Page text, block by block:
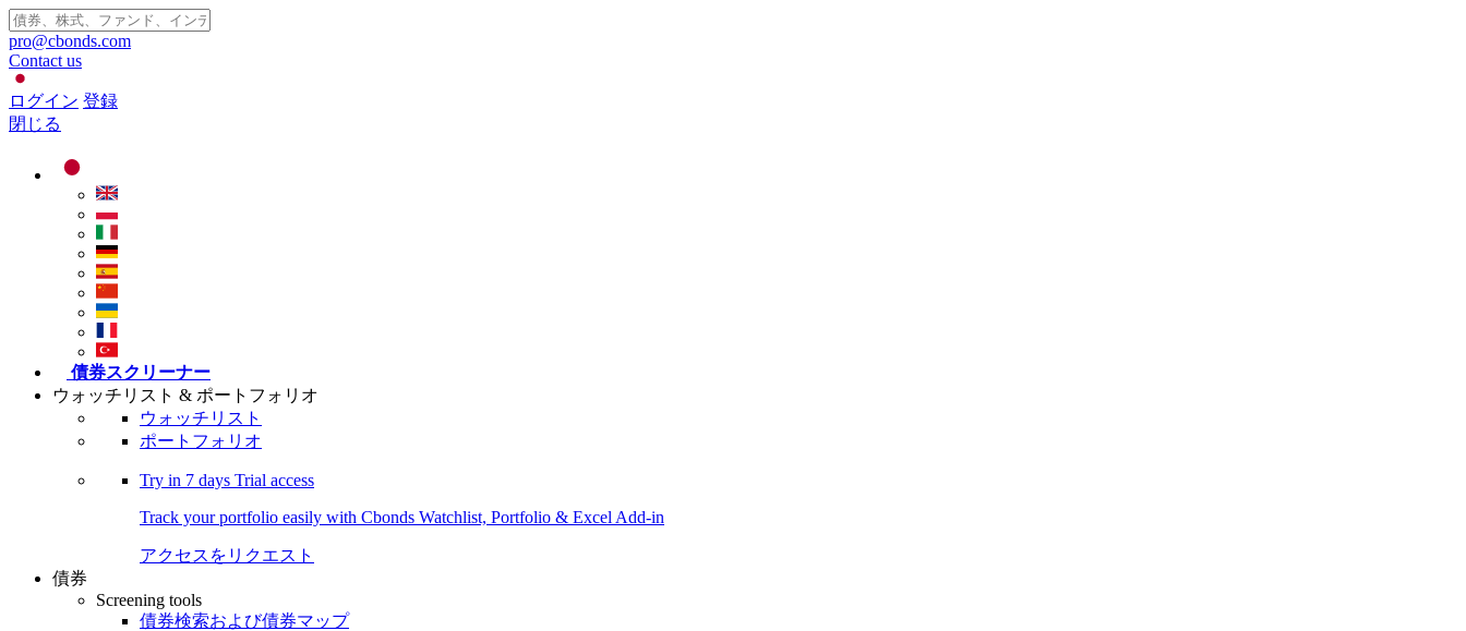
pro@cbonds.com
Contact us
ログイン 登録
閉じる
債券スクリーナー
ウォッチリスト & ポートフォリオ
ウォッチリスト
ポートフォリオ
Try in 7 days Trial access
Track your portfolio easily with Cbonds Watchlist, Portfolio & Excel Add-in
アクセスをリクエスト
債券
Screening tools
債券検索および債券マップ